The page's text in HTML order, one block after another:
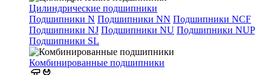
Цилиндрические подшипники
Подшипники N Подшипники NN Подшипники NCF
Подшипники NJ Подшипники NU Подшипники NUP
Подшипники SL
Комбинированные подшипники